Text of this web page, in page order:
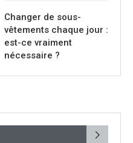
Changer de sous-
vêtements chaque jour :
est-ce vraiment
nécessaire ?